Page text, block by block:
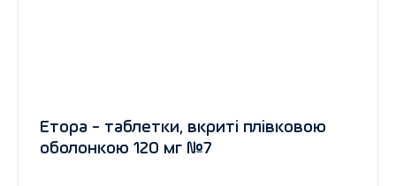
Етора - таблетки, вкриті плівковою
оболонкою 120 мг №7